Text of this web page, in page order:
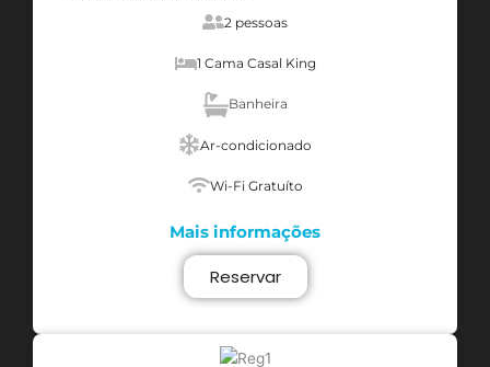
2 pessoas
1 Cama Casal King
Banheira
Ar-condicionado
Wi-Fi Gratuíto
Mais informações
Reservar